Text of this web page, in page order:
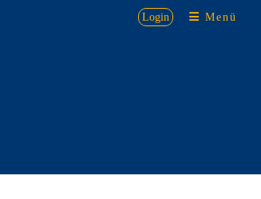
Login Menü